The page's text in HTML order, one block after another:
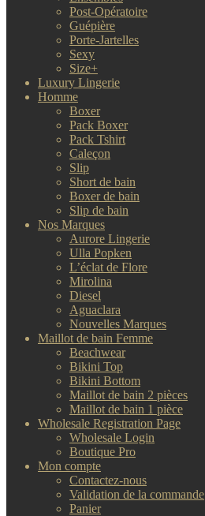
Post-Opératoire
Guépière
Porte-Jartelles
Sexy
Size+
Luxury Lingerie
Homme
Boxer
Pack Boxer
Pack Tshirt
Caleçon
Slip
Short de bain
Boxer de bain
Slip de bain
Nos Marques
Aurore Lingerie
Ulla Popken
L’éclat de Flore
Mirolina
Diesel
Aguaclara
Nouvelles Marques
Maillot de bain Femme
Beachwear
Bikini Top
Bikini Bottom
Maillot de bain 2 pièces
Maillot de bain 1 pièce
Wholesale Registration Page
Wholesale Login
Boutique Pro
Mon compte
Contactez-nous
Validation de la commande
Panier